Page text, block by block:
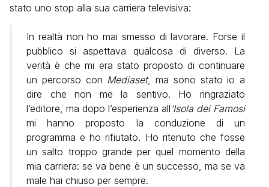
stato uno stop alla sua carriera televisiva:
In realtà non ho mai smesso di lavorare. Forse il
pubblico si aspettava qualcosa di diverso. La
verità è che mi era stato proposto di continuare
un percorso con Mediaset, ma sono stato io a
dire che non me la sentivo. Ho ringraziato
l’editore, ma dopo l’esperienza all ‘Isola dei Famosi
mi hanno proposto la conduzione di un
programma e ho rifiutato. Ho ritenuto che fosse
un salto troppo grande per quel momento della
mia carriera: se va bene è un successo, ma se va
male hai chiuso per sempre.